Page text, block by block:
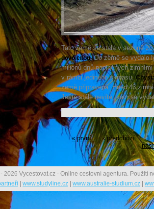
Tato země se stala v sezoně
dovolenou. Do země se vydalo
milionů dnů naplněných
v rámci jediného skipasu.
země připravená. Hned 43
Ještě stále nevíte, kam se
« první ‹ předchozí
1
2026 Vycestovat.cz - Online cestovní agentura. Použití
| www.studyline.cz | www.australie-studium.cz |